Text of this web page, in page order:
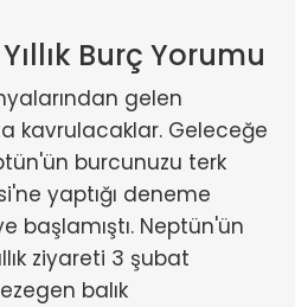
Burç Yorumu
gelen
kavrulacaklar. Geleceğe
burcunuzu terk
yaptığı deneme
başlamıştı. Neptün'ün
ziyareti 3 şubat
balık